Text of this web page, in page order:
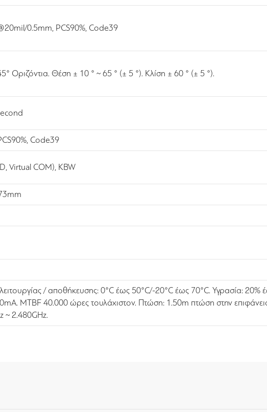
0.5mm, PCS90%, Code39
Οριζόντια. Θέση ± 10 ° ~ 65 ° (± 5 °). Κλίση ± 60 ° (± 5 °).
Code39
Virtual COM), KBW
/ αποθήκευσης: 0°C έως 50°C/-20°C έως 70°C. Υγρασία:
MTBF 40.000 ώρες τουλάχιστον. Πτώση: 1.50m πτώση στην
~ 2.480GHz.